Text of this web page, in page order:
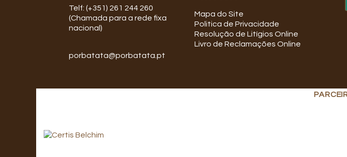
Telf: (+351) 261 244 260
(Chamada para a rede fixa
nacional)
porbatata@porbatata.pt
Mapa do Site
Politica de Privacidade
Resolução de Litígios Online
Livro de Reclamações Online